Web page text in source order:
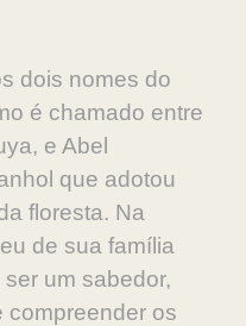
dois nomes do
é chamado entre
e Abel
que adotou
floresta. Na
de sua família
um sabedor,
compreender os